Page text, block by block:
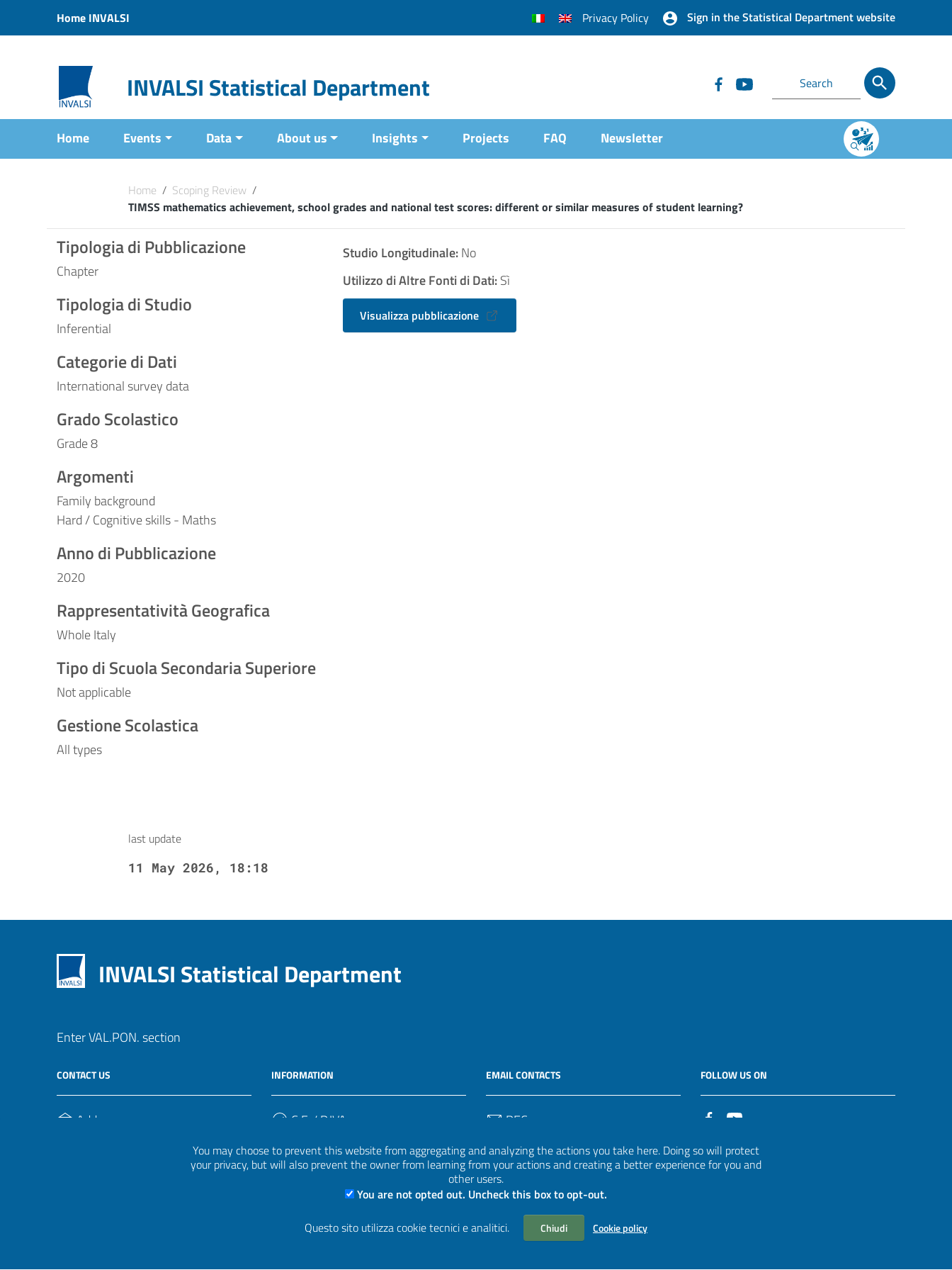
You may choose to prevent this website from aggregating and analyzing the actions you take here. Doing so will protect
your privacy, but will also prevent the owner from learning from your actions and creating a better experience for you and
other users.
You are not opted out. Uncheck this box to opt-out.
Questo sito utilizza cookie tecnici e analitici.
Chiudi Cookie policy
Vai al menu di navigazione
Home INVALSI Privacy Policy Sign in the Statistical Department website
INVALSI Statistical Department
Home Events Data About us Insights Projects FAQ Newsletter
Home / Scoping Review /
TIMSS mathematics achievement, school grades and national test scores: different or similar measures of student learning?
Tipologia di Pubblicazione
Chapter
Tipologia di Studio
Inferential
Categorie di Dati
International survey data
Grado Scolastico
Grade 8
Argomenti
Family background
Hard / Cognitive skills - Maths
Anno di Pubblicazione
2020
Rappresentatività Geografica
Whole Italy
Tipo di Scuola Secondaria Superiore
Not applicable
Gestione Scolastica
All types
Studio Longitudinale:No
Utilizzo di Altre Fonti di Dati:Sì
Visualizza pubblicazione
last update
11 May 2026, 18:18
INVALSI Statistical Department
Enter VAL.PON. section
CONTACT US
Address
INFORMATION
C.F. / P.IVA
EMAIL CONTACTS
PEC
Email
uff.statistico@invalsi.it
Email
restituzione.dati@invalsi.it
FOLLOW US ON